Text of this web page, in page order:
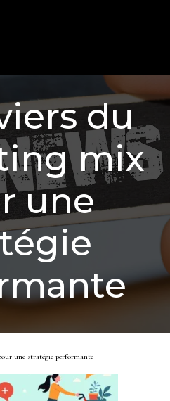
du
mix
une
une stratégie performante